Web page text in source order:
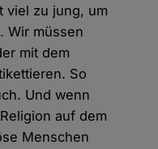
viel zu jung, um
Wir müssen
mit dem
So
Und wenn
auf dem
Menschen